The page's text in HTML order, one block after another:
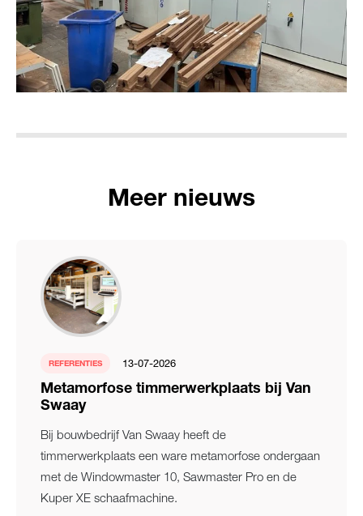
Meer nieuws
REFERENTIES 13-07-2026
Metamorfose timmerwerkplaats bij Van
Swaay
Bij bouwbedrijf Van Swaay heeft de
timmerwerkplaats een ware metamorfose ondergaan
met de Windowmaster 10, Sawmaster Pro en de
Kuper XE schaafmachine.